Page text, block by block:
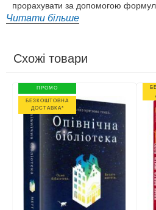
прорахувати за допомогою
Читати більше
Схожі товари
ПРОМО
БЕЗКОШТОВНА
ДОСТАВКА*